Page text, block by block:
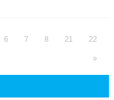
6 7 8 21 22
»